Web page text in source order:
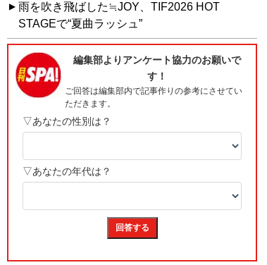
雨を吹き飛ばした≒JOY、TIF2026 HOT
STAGEで“夏曲ラッシュ”